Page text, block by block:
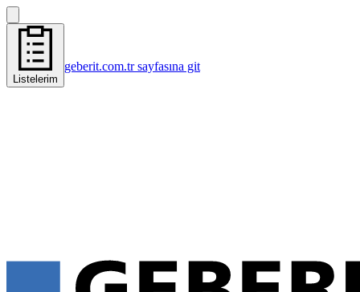
Listelerim
geberit.com.tr sayfasına git